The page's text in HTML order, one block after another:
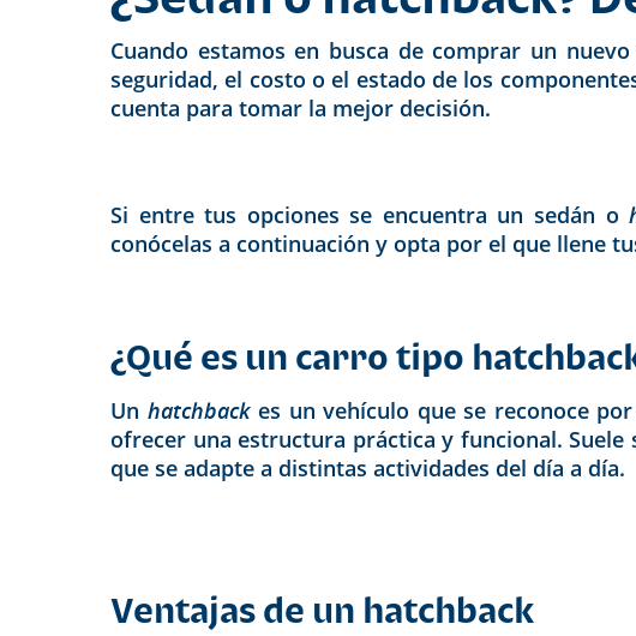
Cuando estamos en busca de comprar un
seguridad, el costo o el estado de los
cuenta para tomar la mejor decisión.
Si entre tus opciones se encuentra un sedán o
conócelas a continuación y opta por el que llene
¿Qué es un carro tipo
Un hatchback es un vehículo que se reconoce
ofrecer una estructura práctica y funcional.
que se adapte a distintas actividades del día a día.
Ventajas de un hatchback